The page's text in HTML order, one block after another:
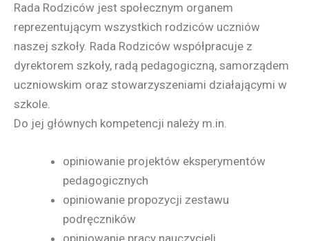
Rada Rodziców jest społecznym organem
reprezentującym wszystkich rodziców uczniów
naszej szkoły. Rada Rodziców współpracuje z
dyrektorem szkoły, radą pedagogiczną, samorządem
uczniowskim oraz stowarzyszeniami działającymi w
szkole.
Do jej głównych kompetencji należy m.in.
opiniowanie projektów eksperymentów
pedagogicznych
opiniowanie propozycji zestawu
podręczników